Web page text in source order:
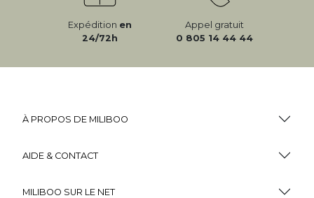
Expédition en
24/72h
Appel gratuit
0 805 14 44 44
À PROPOS DE MILIBOO
AIDE & CONTACT
MILIBOO SUR LE NET